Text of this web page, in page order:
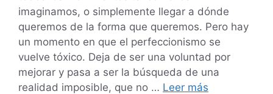
imaginamos, o simplemente llegar a dónde
queremos de la forma que queremos. Pero hay
un momento en que el perfeccionismo se
vuelve tóxico. Deja de ser una voluntad por
mejorar y pasa a ser la búsqueda de una
realidad imposible, que no … Leer más